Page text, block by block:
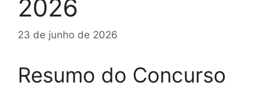
2026
23 de junho de 2026
Resumo do Concurso